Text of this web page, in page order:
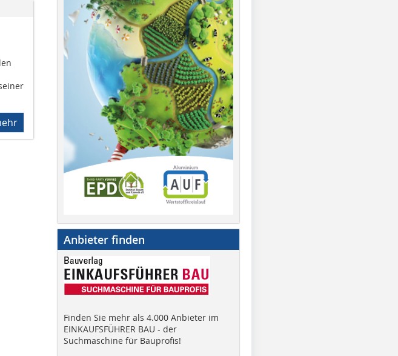
Anbieter finden
Finden Sie mehr als 4.000 Anbieter im
EINKAUFSFÜHRER BAU - der
Suchmaschine für Bauprofis!